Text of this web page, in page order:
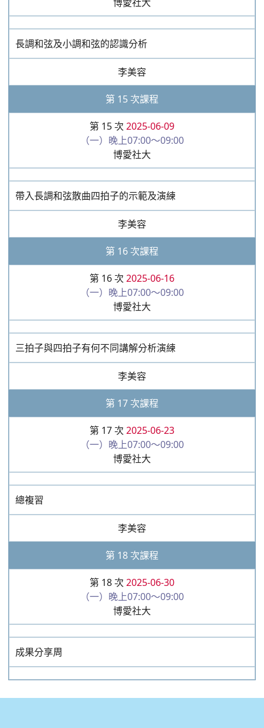
（一）晚上07:00～09:00
長調和弦及小調和弦的認識分析
李美容
第 15 次課程
第 15 次2025-06-09
（一）晚上07:00～09:00
帶入長調和弦散曲四拍子的示範及演練
李美容
第 16 次課程
第 16 次2025-06-16
（一）晚上07:00～09:00
三拍子與四拍子有何不同講解分析演練
李美容
第 17 次課程
第 17 次2025-06-23
（一）晚上07:00～09:00
李美容
第 18 次課程
第 18 次2025-06-30
（一）晚上07:00～09:00